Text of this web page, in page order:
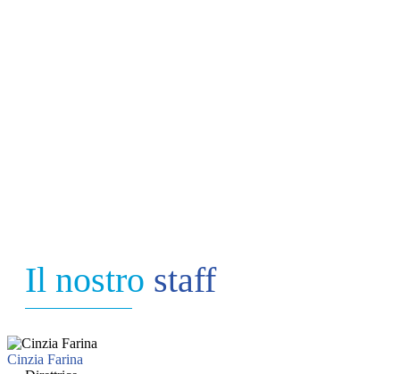
Il nostro staff
Cinzia Farina